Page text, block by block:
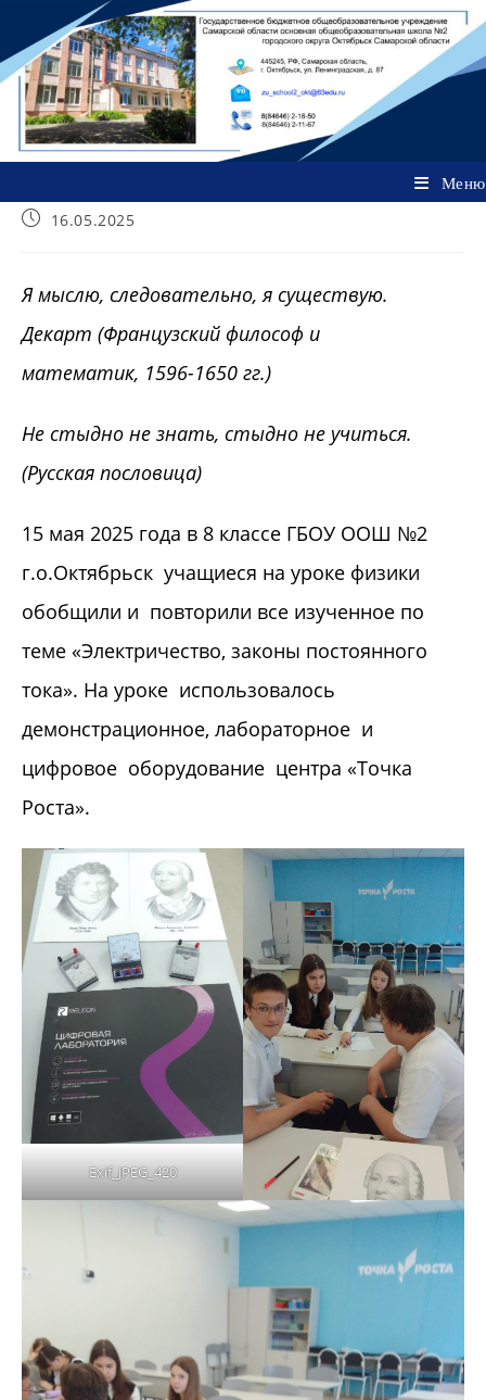
содержимому
Меню
Запись16.05.2025
Я мыслю, следовательно, я существую.
Декарт (Французский философ и
математик, 1596-1650 гг.)
Не стыдно не знать, стыдно не учиться.
(Русская пословица)
15 мая 2025 года в 8 классе ГБОУ ООШ №2
г.о.Октябрьск учащиеся на уроке физики
обобщили и повторили все изученное по
теме «Электричество, законы постоянного
тока». На уроке использовалось
демонстрационное, лабораторное и
цифровое оборудование центра «Точка
Роста».
Exif_JPEG_420